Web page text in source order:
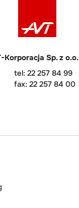
Sp. z o.o.
tel: 22 257 84 99
fax: 22 257 84 00